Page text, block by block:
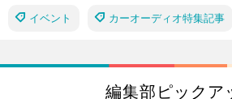
イベント カーオーディオ特集記事
編集部ピックア